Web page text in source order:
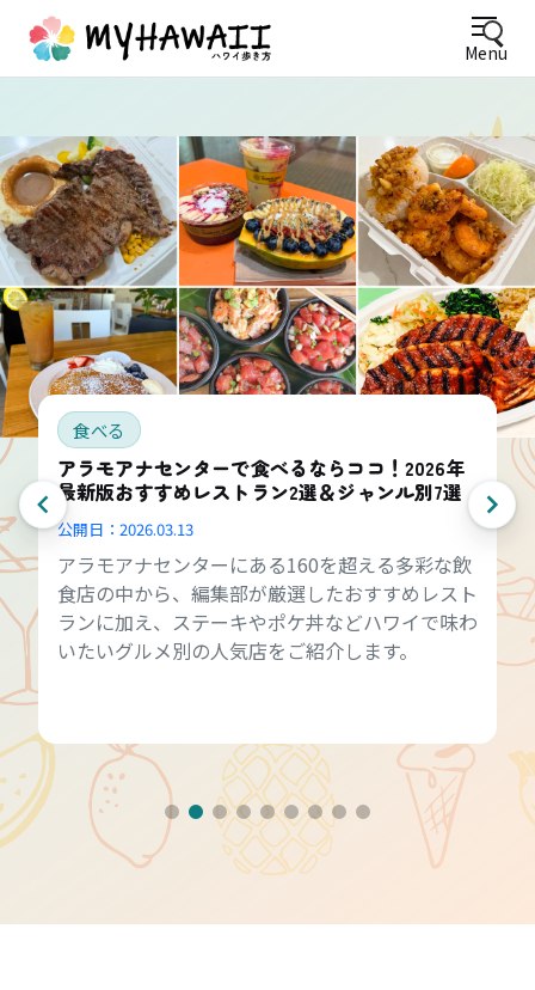
Menu
食べる
アラモアナセンターで食べるならココ！2026年
最新版おすすめレストラン2選＆ジャンル別7選
公開日： 2026.03.13
アラモアナセンターにある160を超える多彩な飲
食店の中から、編集部が厳選したおすすめレスト
ランに加え、ステーキやポケ丼などハワイで味わ
いたいグルメ別の人気店をご紹介します。